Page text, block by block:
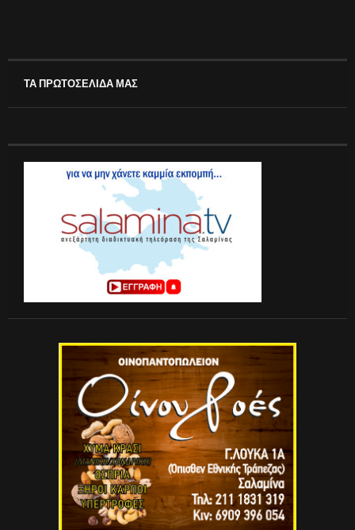
ΤΑ ΠΡΩΤΟΣΕΛΙΔΑ ΜΑΣ